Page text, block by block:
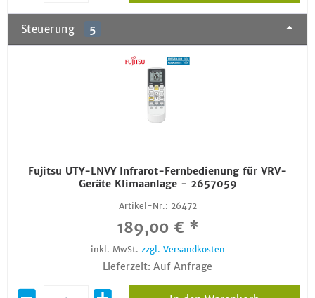
Steuerung 5
Fujitsu UTY-LNVY Infrarot-Fernbedienung für VRV-
Geräte Klimaanlage - 2657059
Artikel-Nr.: 26472
189,00 € *
inkl. MwSt. zzgl. Versandkosten
Lieferzeit: Auf Anfrage